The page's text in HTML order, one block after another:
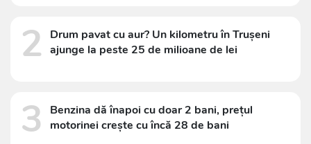
2
Drum pavat cu aur? Un kilometru în Trușeni
ajunge la peste 25 de milioane de lei
3
Benzina dă înapoi cu doar 2 bani, prețul
motorinei crește cu încă 28 de bani